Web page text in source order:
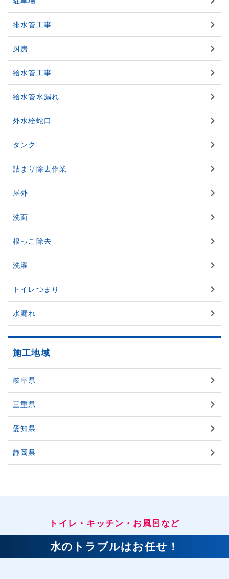
排水管工事
厨房
給水管工事
給水管水漏れ
外水栓蛇口
タンク
詰まり除去作業
屋外
洗面
根っこ除去
洗濯
トイレつまり
水漏れ
施工地域
岐阜県
三重県
愛知県
静岡県
トイレ・キッチン・お風呂など
水のトラブルはお任せ！